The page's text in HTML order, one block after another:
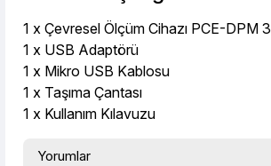
1 x Çevresel Ölçüm Cihazı PCE-DPM 3
1 x USB Adaptörü
1 x Mikro USB Kablosu
1 x Taşıma Çantası
1 x Kullanım Kılavuzu
Yorumlar